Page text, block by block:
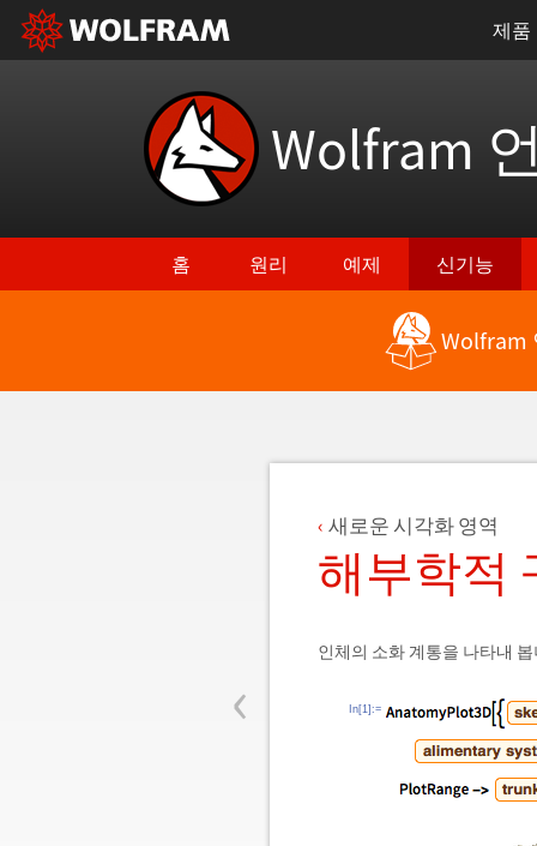
제품
Wolfram
홈 원리 예제 신기능
Wolfram
‹
새로운 시각화 영역
해부학적
인체의 소화 계통을 나타내
In[1]:=